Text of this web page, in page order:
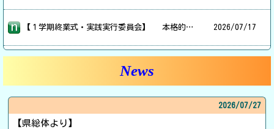
【１学期終業式・実践実行委員会】 本格的な夏になってきました。今日は高地である広陵中学校でもさすがに暑さを感じます。 今日は早いもので１学期の終業式です。広い広陵中の体育館も熱気がこもり暑い中での式でした。その中でも校歌をしっかり歌い、各学年の代表が１学期の反省を話しました。 その後は、集会、学活で通知簿を一人一人に渡し、読書会を経て大掃除で締めくくり、給食を食べて終了です。 放課後は青少協主催の「実践実行委員会」があり、１年生の代表と、両小学校の６年生の代表とが集まり、地域に貼るポスターを作りました。短時間で作ったとは思えない作品で、実際に地域で目にするのを楽しみにしています。 明日から夏休みです。例年と違ってコベカツの体験会も行われます。詳細は本ＨＰの「コベカツ情報」のページをご覧ください。生徒のみんなが安全に過ごせますように。そして有意義な生活ができますように。 2026/07/17
News
2026/07/27
【県総体より】